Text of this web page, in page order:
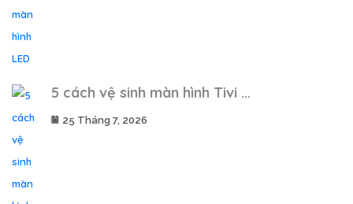
5 cách vệ sinh màn hình Tivi ...
25 Tháng 7, 2026